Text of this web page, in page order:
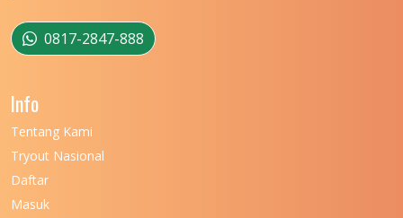
0817-2847-888
Info
Tentang Kami
Tryout Nasional
Daftar
Masuk